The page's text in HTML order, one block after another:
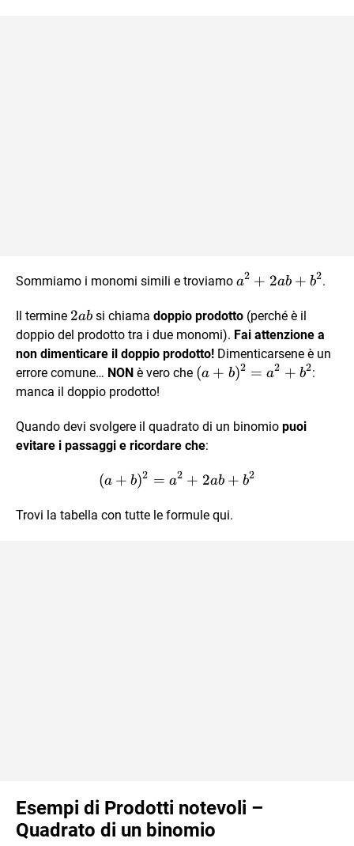
Sommiamo i monomi simili e troviamo a^2+2ab+b^2
a2 + 2ab + b2.
Il termine 2ab
2ab si chiama doppio prodotto (perché è il
doppio del prodotto tra i due monomi). Fai attenzione a
non dimenticare il doppio prodotto! Dimenticarsene è un
errore comune… NON è vero che (a+b)^2=a^2+b^2
(a + b)2 = a2 + b2:
manca il doppio prodotto!
Quando devi svolgere il quadrato di un binomio puoi
evitare i passaggi e ricordare che:
(a+b)^2 = a^2+2ab+b^2
(a + b)2 = a2 + 2ab + b2
Trovi la tabella con tutte le formule qui.
Esempi di Prodotti notevoli –
Quadrato di un binomio